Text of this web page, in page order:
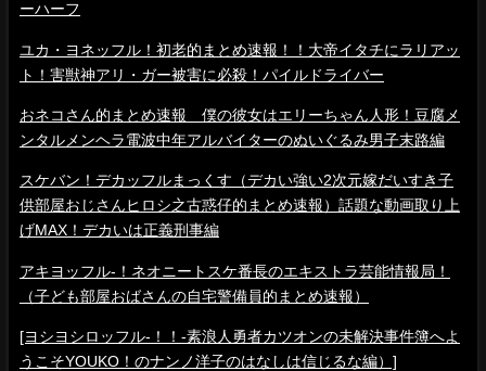
ーハーフ
ユカ・ヨネッフル！初老的まとめ速報！！大帝イタチにラリアッ
ト！害獣神アリ・ガー被害に必殺！パイルドライバー
おネコさん的まとめ速報 僕の彼女はエリーちゃん人形！豆腐メ
ンタルメンヘラ電波中年アルバイターのぬいぐるみ男子末路編
スケバン！デカッフルまっくす（デカい強い2次元嫁だいすき子
供部屋おじさんヒロシ之古惑仔的まとめ速報）話題な動画取り上
げMAX！デカいは正義刑事編
アキヨッフル-！ネオニートスケ番長のエキストラ芸能情報局！
（子ども部屋おばさんの自宅警備員的まとめ速報）
[ヨシヨシロッフル-！！-素浪人勇者カツオンの未解決事件簿へよ
うこそYOUKO！のナンノ洋子のはなしは信じるな編）]